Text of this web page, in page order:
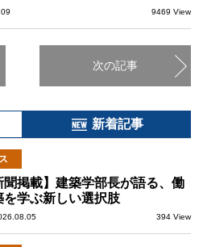
9469 View
次の記事
新着記事
聞掲載】建築学部長が語る、働
を学ぶ新しい選択肢
394 View